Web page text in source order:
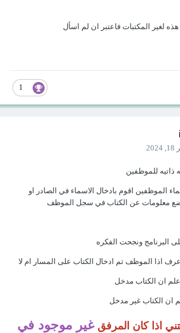
هذه لغير المكتبات فاعتبر ان لم اسأل
ذاتيه للموظفين
الموظفين اقوم بادخال الاسماء في الصادر او
بوضع معلومات عن الكتاب في سجل الموظف
البرنامج ونجحت الفكره
اذا الموظف تم ادخال الكتاب على المسار ام لا
ان الكتاب مدخل
ان الكتاب غير مدخل
اذا كان المرفق غير موجود في